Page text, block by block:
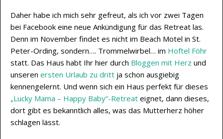
Daher habe ich mich sehr gefreut, als ich vor zwei Tagen
bei Facebook eine neue Ankündigung für das Retreat las.
Denn im November findet es nicht im Beach Motel in St.
Peter-Ording, sondern…. Trommelwirbel… im Hoftel Föhr
statt. Das Haus habt Ihr hier durch Bloggen mit Herz und
unseren ersten Urlaub zu dritt ja schon ausgiebig
kennengelernt. Und wenn sich ein Haus perfekt für dieses
„Lucky Mama – Happy Baby“-Retreat eignet, dann dieses,
dort gibt es bekanntlich alles, was das Mutterherz höher
schlagen lässt.